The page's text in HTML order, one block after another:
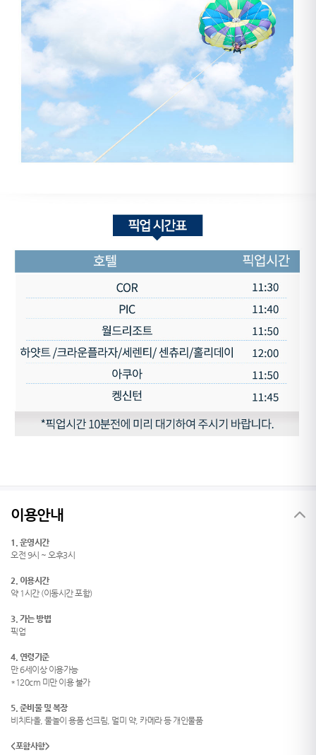
이용안내
1. 운영시간
오전 9시 ~ 오후3시
2. 이용시간
약 1시간 (이동시간 포함)
3. 가는 방법
픽업
4. 연령기준
만 6세이상 이용가능
*120cm 미만 이용 불가
5. 준비물 및 복장
비치타올, 물놀이 용품 선크림, 멀미 약, 카메라 등 개인물품
<포함사항>